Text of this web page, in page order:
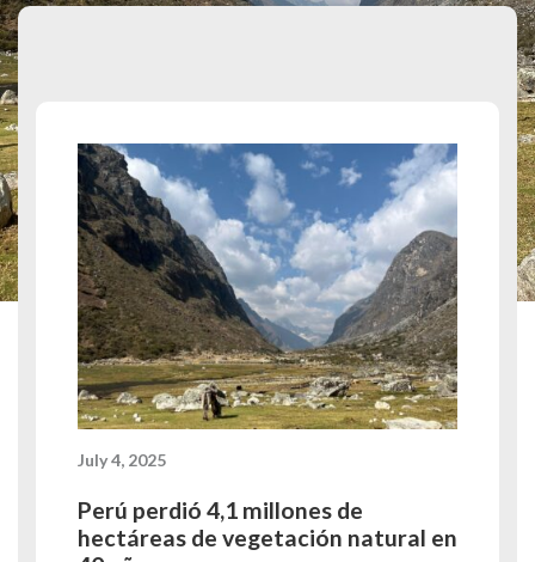
July 4, 2025
Perú perdió 4,1 millones de
hectáreas de vegetación natural en